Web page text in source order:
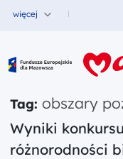
więcej
Fundusze Europejskie
Tag: obszary
Wyniki
różnorodności